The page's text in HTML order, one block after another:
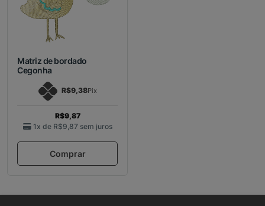
Matriz de bordado
Cegonha
R$9,38Pix
R$9,87
1x de R$9,87 sem juros
Comprar